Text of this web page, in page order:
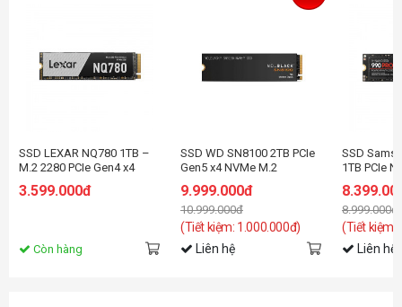
SSD LEXAR NQ780 1TB –
M.2 2280 PCIe Gen4 x4
2500MB/s) -
3.599.000đ
Còn hàng
SSD WD SN8100 2TB PCIe
Gen5 x4 NVMe M.2
9.999.000đ
10.999.000đ
(Tiết kiệm: 1.000.000đ)
Liên hệ
SSD
1TB PCIe
-
8.999.000đ
(Tiết kiệm:
Liên hệ